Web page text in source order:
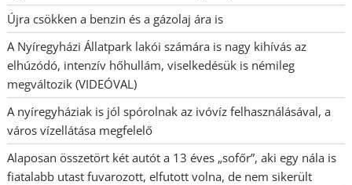
Újra csökken a benzin és a gázolaj ára is
A Nyíregyházi Állatpark lakói számára is nagy kihívás az
elhúzódó, intenzív hőhullám, viselkedésük is némileg
megváltozik (VIDEÓVAL)
A nyíregyháziak is jól spórolnak az ivóvíz felhasználásával, a
város vízellátása megfelelő
Alaposan összetört két autót a 13 éves „sofőr”, aki egy nála is
fiatalabb utast fuvarozott, elfutott volna, de nem sikerült